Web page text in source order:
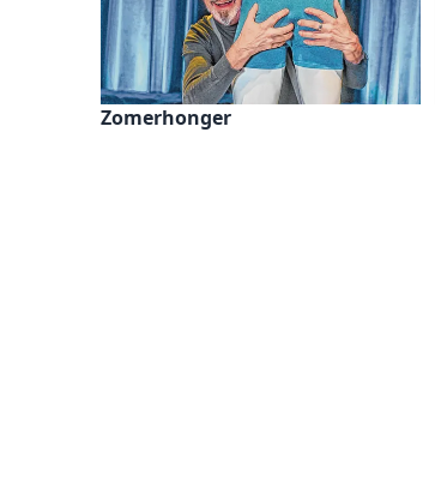
Zomerhonger